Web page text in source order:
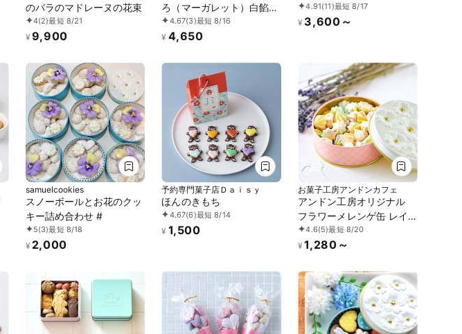
のバラのマドレーヌの花束
4(2)最短 8/21
¥ 9,900
ろ（マーガレット）白餡」
3缶セット｜オリジナル紙
袋を3枚
4.67(3)最短 8/16
¥ 4,650
4.91(11)最短 8/17
¥ 3,600～
samuelcookies
スノーボールとお花のクッ
キー詰め合わせ #
5(3)最短 8/18
¥ 2,000
予約専門菓子店Ｄａｉｓｙ
ほんのきもち
4.67(6)最短 8/14
¥ 1,500
お菓子工房アンドンカフェ
アンドン工房オリジナル
フラワーメレンゲ缶 レイ
ンボー リッチバニラ味
4.6(5)最短 8/20
¥ 1,280～